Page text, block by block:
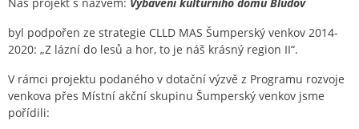
byl podpořen ze strategie CLLD MAS Šumperský venkov 2014-
2020: „Z lázní do lesů a hor, to je náš krásný region II“.
V rámci projektu podaného v dotační výzvě z Programu rozvoje
venkova přes Místní akční skupinu Šumperský venkov jsme
pořídili: